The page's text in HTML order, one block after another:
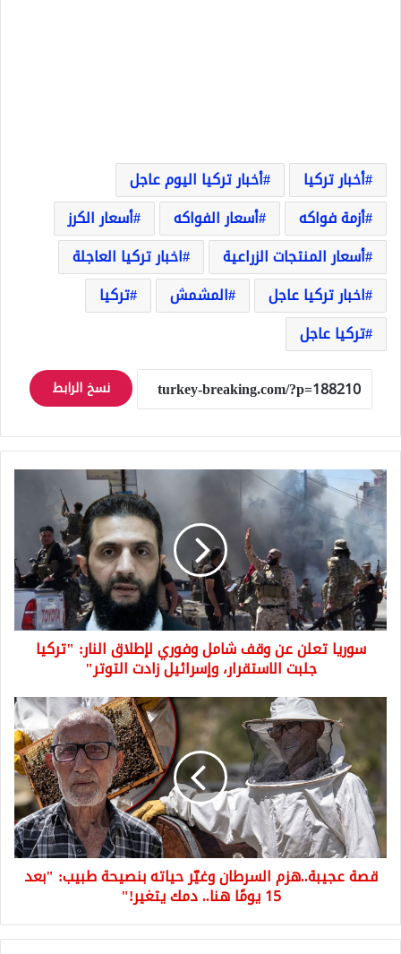
أخبار تركيا
أخبار تركيا اليوم عاجل
أزمة فواكه
أسعار الفواكه
أسعار الكرز
أسعار المنتجات الزراعية
اخبار تركيا العاجلة
اخبار تركيا عاجل
المشمش
تركيا
تركيا عاجل
نسخ الرابط
سوريا
تعلن
عن
وقف
شامل
وفوري
لإطلاق
النار:
"تركيا
جلبت
زادت
سوريا تعلن عن وقف شامل وفوري لإطلاق النار: "تركيا
جلبت الاستقرار، وإسرائيل زادت التوتر"
قصة
عجيبة..هزم
السرطان
وغيّر
حياته
بنصيحة
طبيب:
"بعد
15
يومًا
يتغير!"
قصة عجيبة..هزم السرطان وغيّر حياته بنصيحة طبيب: "بعد
15 يومًا هنا.. دمك يتغير!"